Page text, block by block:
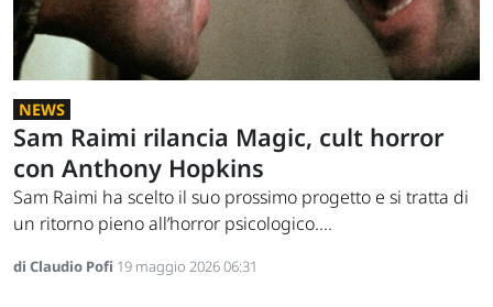
NEWS
Sam Raimi rilancia Magic, cult horror
con Anthony Hopkins
Sam Raimi ha scelto il suo prossimo progetto e si tratta di
un ritorno pieno all’horror psicologico....
di Claudio Pofi 19 maggio 2026 06:31